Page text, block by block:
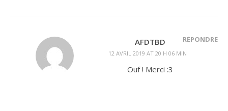
AFDTBD
12 AVRIL 2019 AT 20 H 06 MIN
RÉPONDRE
Ouf ! Merci :3